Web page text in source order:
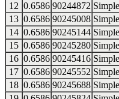
12 0.6586 90244872
13 0.6586 90245008
14 0.6586 90245144
15 0.6586 90245280
16 0.6586 90245416
17 0.6586 90245552
18 0.6586 90245688